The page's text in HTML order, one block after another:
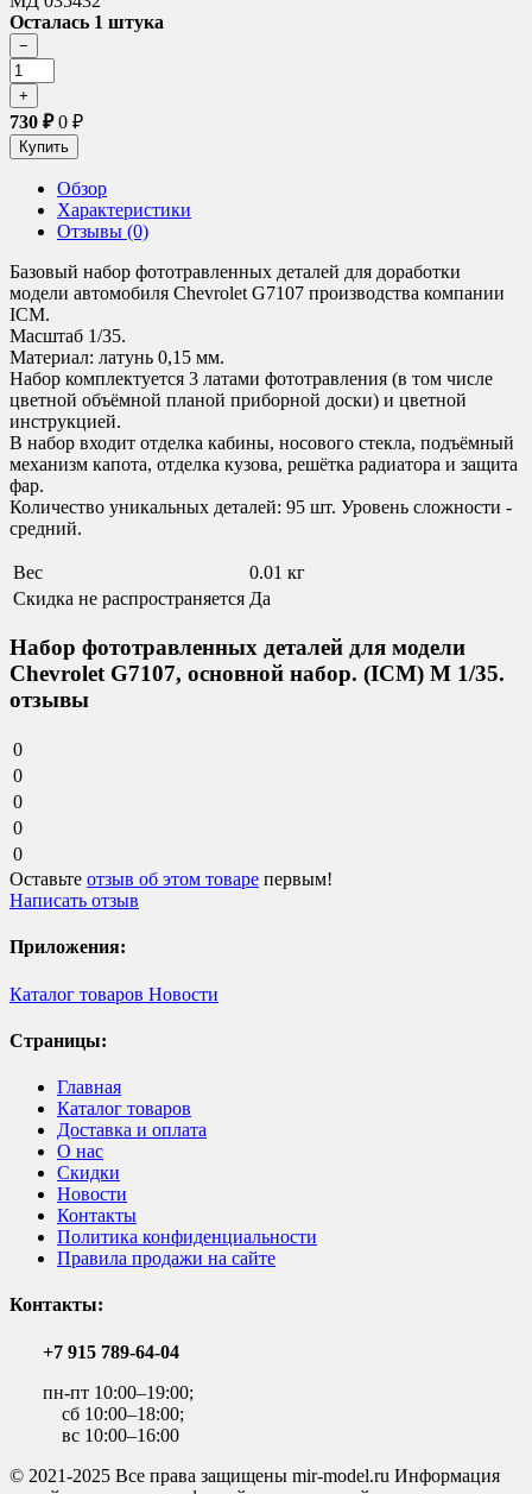
Осталась 1 штука
730 ₽0 ₽
Обзор
Характеристики
Отзывы (0)
Базовый набор фототравленных деталей для доработки
модели автомобиля Chevrolet G7107 производства компании
ICM.
Масштаб 1/35.
Материал: латунь 0,15 мм.
Набор комплектуется 3 латами фототравления (в том числе
цветной объёмной планой приборной доски) и цветной
инструкцией.
В набор входит отделка кабины, носового стекла, подъёмный
механизм капота, отделка кузова, решётка радиатора и защита
фар.
Количество уникальных деталей: 95 шт. Уровень сложности -
средний.
Вес
0.01 кг
Скидка не распространяется Да
Набор фототравленных деталей для модели
Chevrolet G7107, основной набор. (ICM) М 1/35.
отзывы
0
0
0
0
0
Оставьте отзыв об этом товаре первым!
Написать отзыв
Приложения:
Каталог товаров Новости
Страницы:
Главная
Каталог товаров
Доставка и оплата
О нас
Скидки
Новости
Контакты
Политика конфиденциальности
Правила продажи на сайте
Контакты:
+7 915 789-64-04
пн-пт 10:00–19:00;
сб 10:00–18:00;
вс 10:00–16:00
© 2021-2025 Все права защищены mir-model.ru Информация